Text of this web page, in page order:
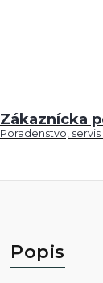
Zákaznícka
Poradenstvo,
Popis